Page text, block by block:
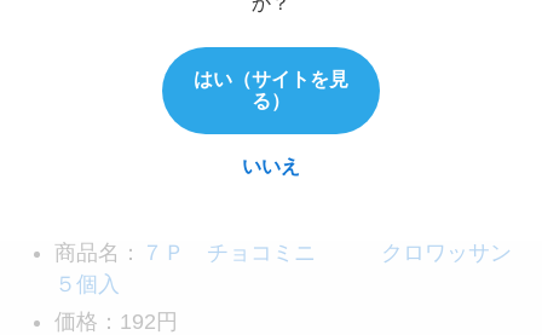
風味の良いデニッシュ生地で棒チョコを巻いたミ
商品名：
７Ｐ チョコミニ クロワッサン
５個入
価格：192円
はい（サイトを見
る）
いいえ